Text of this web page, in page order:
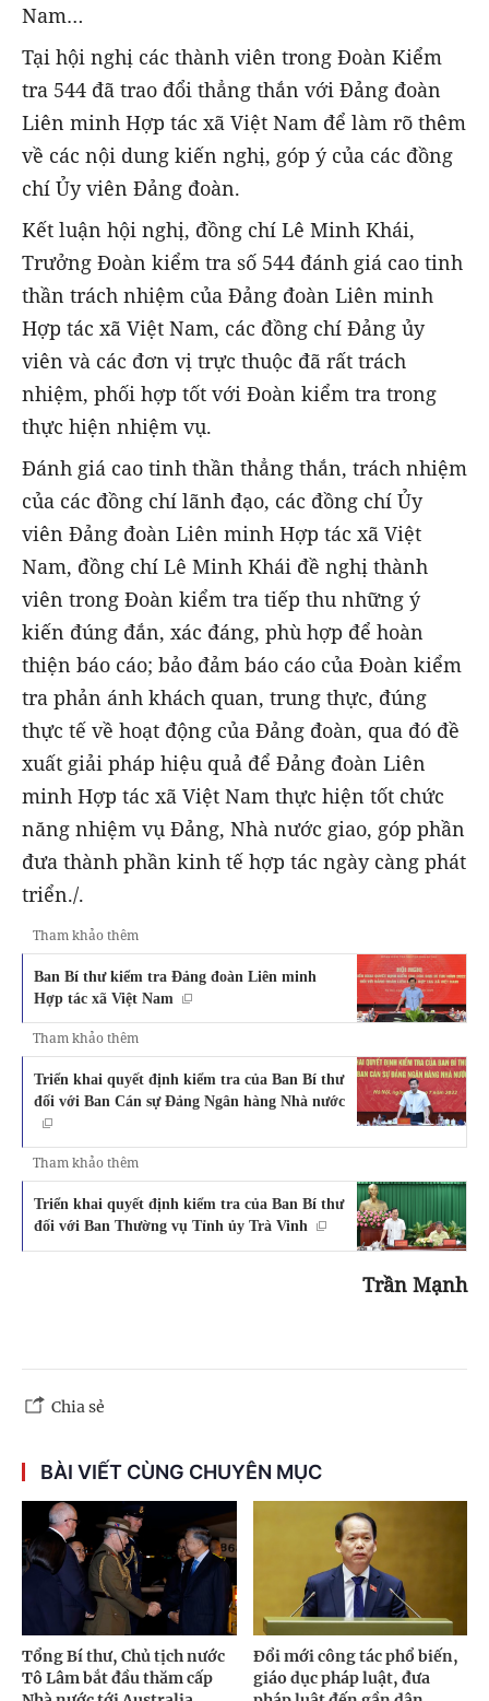
Nam…
Tại hội nghị các thành viên trong Đoàn Kiểm
tra 544 đã trao đổi thẳng thắn với Đảng đoàn
Liên minh Hợp tác xã Việt Nam để làm rõ thêm
về các nội dung kiến nghị, góp ý của các đồng
chí Ủy viên Đảng đoàn.
Kết luận hội nghị, đồng chí Lê Minh Khái,
Trưởng Đoàn kiểm tra số 544 đánh giá cao tinh
thần trách nhiệm của Đảng đoàn Liên minh
Hợp tác xã Việt Nam, các đồng chí Đảng ủy
viên và các đơn vị trực thuộc đã rất trách
nhiệm, phối hợp tốt với Đoàn kiểm tra trong
thực hiện nhiệm vụ.
Đánh giá cao tinh thần thẳng thắn, trách nhiệm
của các đồng chí lãnh đạo, các đồng chí Ủy
viên Đảng đoàn Liên minh Hợp tác xã Việt
Nam, đồng chí Lê Minh Khái đề nghị thành
viên trong Đoàn kiểm tra tiếp thu những ý
kiến đúng đắn, xác đáng, phù hợp để hoàn
thiện báo cáo; bảo đảm báo cáo của Đoàn kiểm
tra phản ánh khách quan, trung thực, đúng
thực tế về hoạt động của Đảng đoàn, qua đó đề
xuất giải pháp hiệu quả để Đảng đoàn Liên
minh Hợp tác xã Việt Nam thực hiện tốt chức
năng nhiệm vụ Đảng, Nhà nước giao, góp phần
đưa thành phần kinh tế hợp tác ngày càng phát
triển./.
Tham khảo thêm
Ban Bí thư kiểm tra Đảng đoàn Liên minh
Hợp tác xã Việt Nam
Tham khảo thêm
Triển khai quyết định kiểm tra của Ban Bí thư
đối với Ban Cán sự Đảng Ngân hàng Nhà nước
Tham khảo thêm
Triển khai quyết định kiểm tra của Ban Bí thư
đối với Ban Thường vụ Tỉnh ủy Trà Vinh
Trần Mạnh
Chia sẻ
BÀI VIẾT CÙNG CHUYÊN MỤC
Tổng Bí thư, Chủ tịch nước
Tô Lâm bắt đầu thăm cấp
Đổi mới công tác phổ biến,
giáo dục pháp luật, đưa